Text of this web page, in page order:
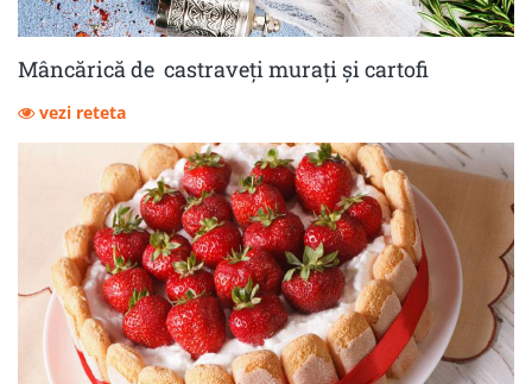
Mâncărică de castraveţi muraţi şi cartofi
vezi reteta